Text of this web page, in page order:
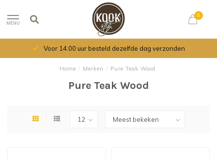
MENU
0
Voor 14.00 uur besteld dezelfde dag verzonden
Home / Merken / Pure Teak Wood
Pure Teak Wood